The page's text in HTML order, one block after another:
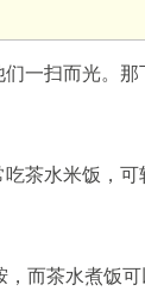
一扫而光。
茶水米饭，
而茶水煮饭可